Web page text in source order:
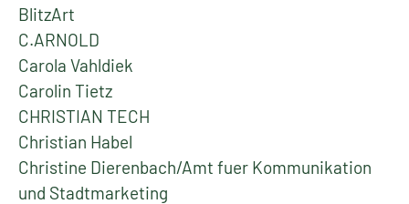
BlitzArt
C.ARNOLD
Carola Vahldiek
Carolin Tietz
CHRISTIAN TECH
Christian Habel
Christine Dierenbach/Amt fuer Kommunikation
und Stadtmarketing